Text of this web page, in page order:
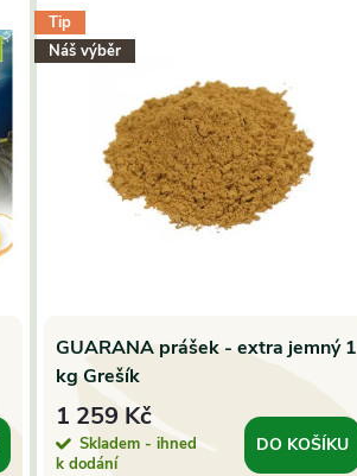
Tip
Náš výběr
GUARANA prášek - extra jemný 1
kg Grešík
1 259 Kč
Skladem - ihned
k dodání
DO KOŠÍKU